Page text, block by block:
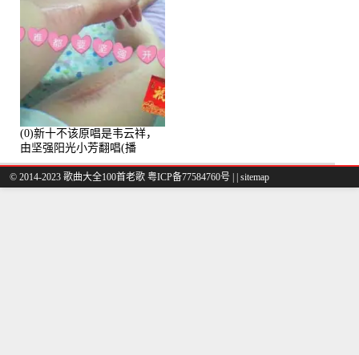
(0)新十不该原唱是韦云祥，
由坚强阳光小芳翻唱(播
放:49861)
© 2014-2023 歌曲大全100首老歌 粤ICP备77584760号 sitemap